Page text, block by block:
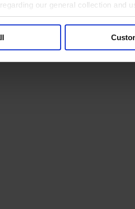
our general collection and